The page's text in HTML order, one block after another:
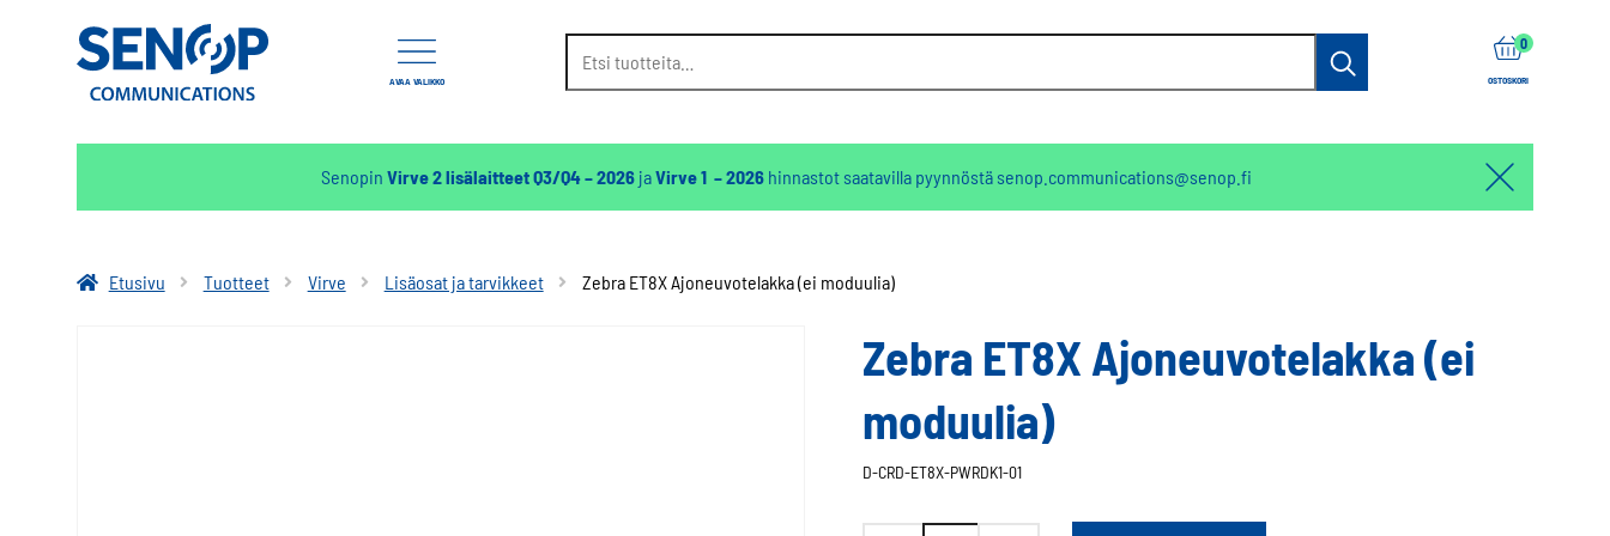
AVAA VALIKKO OSTOSKORI
0items
Senopin Virve 2 lisälaitteet Q3/Q4 – 2026jaVirve 1 – 2026hinnastot saatavilla pyynnöstä senop.communications@senop.fi
Etusivu
Tuotteet Virve Lisäosat ja tarvikkeet Zebra ET8X Ajoneuvotelakka (ei moduulia)
Zebra ET8X Ajoneuvotelakka (ei
moduulia)
D-CRD-ET8X-PWRDK1-01